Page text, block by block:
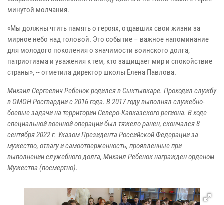
минутой молчания.
«Мы должны чтить память о героях, отдавших свои жизни за
мирное небо над головой. Это событие – важное напоминание
для молодого поколения о значимости воинского долга,
патриотизма и уважения к тем, кто защищает мир и спокойствие
страны», -- отметила директор школы Елена Павлова.
Михаил Сергеевич Ребенок родился в Сыктывкаре. Проходил службу
в ОМОН Росгвардии с 2016 года. В 2017 году выполнял служебно-
боевые задачи на территории Северо-Кавказского региона. В ходе
специальной военной операции был тяжело ранен, скончался 8
сентября 2022 г. Указом Президента Российской Федерации за
мужество, отвагу и самоотверженность, проявленные при
выполнении служебного долга, Михаил Ребенок награжден орденом
Мужества (посмертно).